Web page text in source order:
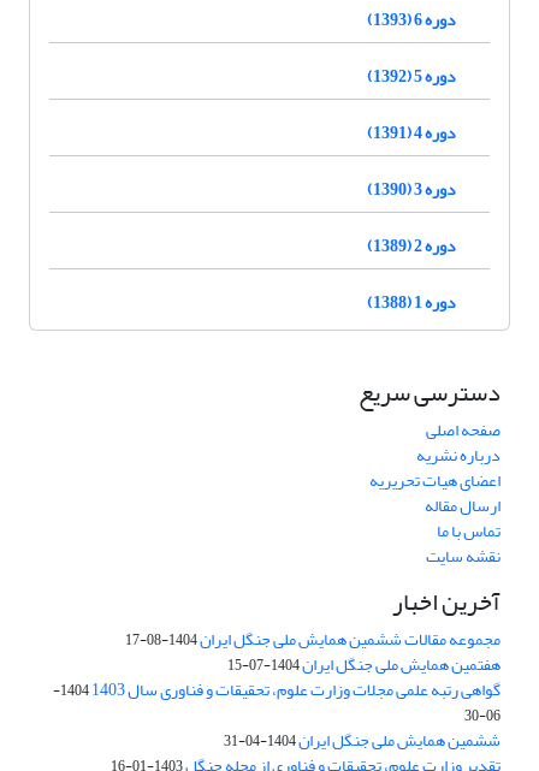
دوره 6 (1393)
دوره 5 (1392)
دوره 4 (1391)
دوره 3 (1390)
دوره 2 (1389)
دوره 1 (1388)
دسترسی سریع
صفحه اصلی
درباره نشریه
اعضای هیات تحریریه
ارسال مقاله
تماس با ما
نقشه سایت
آخرین اخبار
مجموعه مقالات ششمین همایش ملی جنگل ایران1404-08-17
هفتمین همایش ملی جنگل ایران1404-07-15
گواهی رتبه علمی مجلات وزارت علوم، تحقیقات و فناوری سال 1403
1404-
06-30
ششمین همایش ملی جنگل ایران1404-04-31